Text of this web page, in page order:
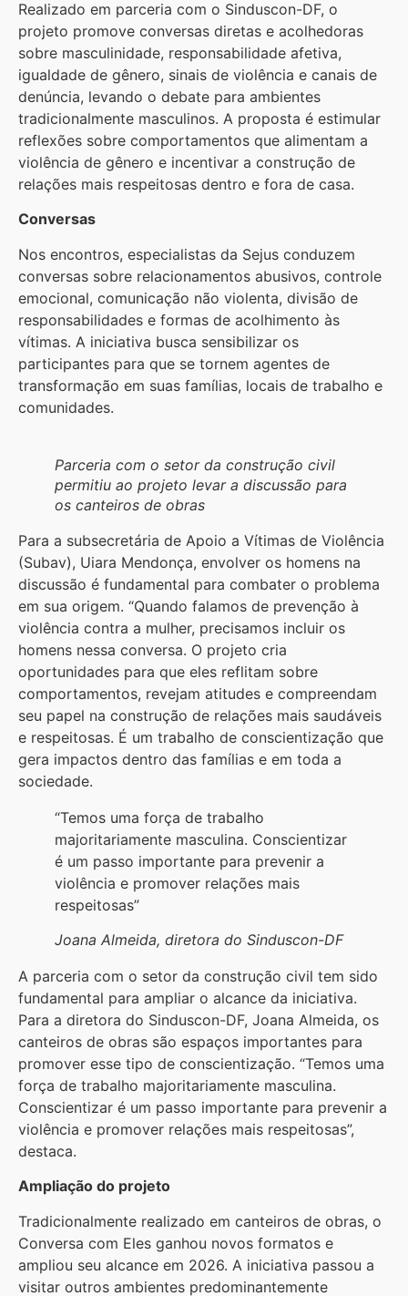
Realizado em parceria com o Sinduscon-DF, o
projeto promove conversas diretas e acolhedoras
sobre masculinidade, responsabilidade afetiva,
igualdade de gênero, sinais de violência e canais de
denúncia, levando o debate para ambientes
tradicionalmente masculinos. A proposta é estimular
reflexões sobre comportamentos que alimentam a
violência de gênero e incentivar a construção de
relações mais respeitosas dentro e fora de casa.
Conversas
Nos encontros, especialistas da Sejus conduzem
conversas sobre relacionamentos abusivos, controle
emocional, comunicação não violenta, divisão de
responsabilidades e formas de acolhimento às
vítimas. A iniciativa busca sensibilizar os
participantes para que se tornem agentes de
transformação em suas famílias, locais de trabalho e
comunidades.
Parceria com o setor da construção civil
permitiu ao projeto levar a discussão para
os canteiros de obras
Para a subsecretária de Apoio a Vítimas de Violência
(Subav), Uiara Mendonça, envolver os homens na
discussão é fundamental para combater o problema
em sua origem. “Quando falamos de prevenção à
violência contra a mulher, precisamos incluir os
homens nessa conversa. O projeto cria
oportunidades para que eles reflitam sobre
comportamentos, revejam atitudes e compreendam
seu papel na construção de relações mais saudáveis
e respeitosas. É um trabalho de conscientização que
gera impactos dentro das famílias e em toda a
sociedade.
“Temos uma força de trabalho
majoritariamente masculina. Conscientizar
é um passo importante para prevenir a
violência e promover relações mais
respeitosas”
Joana Almeida, diretora do Sinduscon-DF
A parceria com o setor da construção civil tem sido
fundamental para ampliar o alcance da iniciativa.
Para a diretora do Sinduscon-DF, Joana Almeida, os
canteiros de obras são espaços importantes para
promover esse tipo de conscientização. “Temos uma
força de trabalho majoritariamente masculina.
Conscientizar é um passo importante para prevenir a
violência e promover relações mais respeitosas”,
destaca.
Ampliação do projeto
Tradicionalmente realizado em canteiros de obras, o
Conversa com Eles ganhou novos formatos e
ampliou seu alcance em 2026. A iniciativa passou a
visitar outros ambientes predominantemente